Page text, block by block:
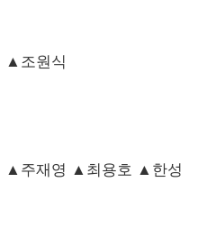
▲ 조원식
▲ 주재영 ▲ 최용호 ▲ 한성